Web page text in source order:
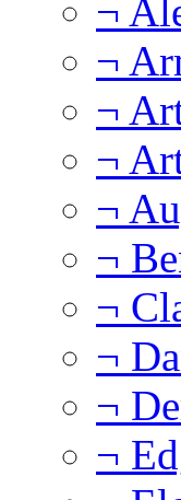
¬
¬
¬
¬
¬
¬
¬
¬
¬
¬